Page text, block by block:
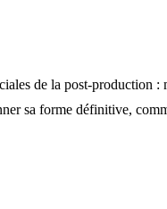
de la post-production :
sa forme définitive,